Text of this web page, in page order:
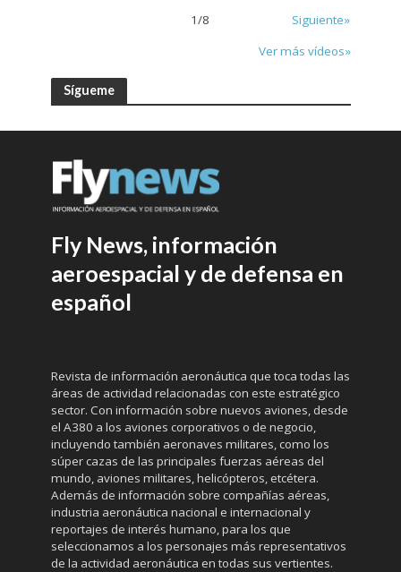
1/8
Siguiente»
Ver más vídeos»
Sígueme
Fly News, información
aeroespacial y de defensa en
español
Revista de información aeronáutica que toca todas las
áreas de actividad relacionadas con este estratégico
sector. Con información sobre nuevos aviones, desde
el A380 a los aviones corporativos o de negocio,
incluyendo también aeronaves militares, como los
súper cazas de las principales fuerzas aéreas del
mundo, aviones militares, helicópteros, etcétera.
Además de información sobre compañías aéreas,
industria aeronáutica nacional e internacional y
reportajes de interés humano, para los que
seleccionamos a los personajes más representativos
de la actividad aeronáutica en todas sus vertientes.